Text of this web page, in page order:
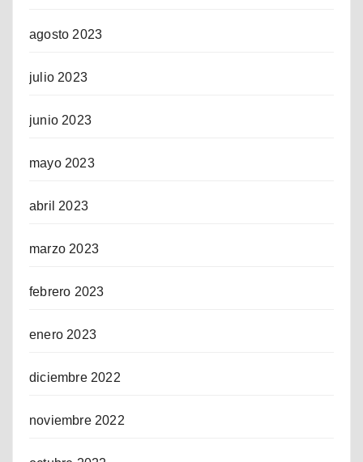
agosto 2023
julio 2023
junio 2023
mayo 2023
abril 2023
marzo 2023
febrero 2023
enero 2023
diciembre 2022
noviembre 2022